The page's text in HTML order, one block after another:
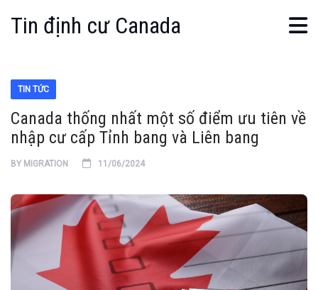
Tin định cư Canada
TIN TỨC
Canada thống nhất một số điểm ưu tiên về
nhập cư cấp Tỉnh bang và Liên bang
BY MIGRATION 11/06/2024